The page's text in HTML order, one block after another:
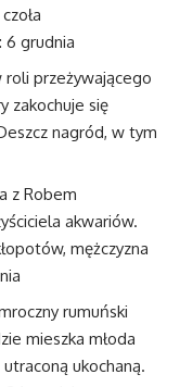
6 grudnia
roli przeżywającego
zakochuje się
nagród, w tym
z Robem
akwariów.
mężczyzna
rumuński
mieszka młoda
ukochaną.